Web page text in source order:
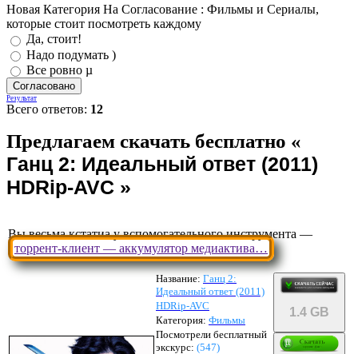
Новая Категория На Согласование : Фильмы и Сериалы,
которые стоит посмотреть каждому
Да, стоит!
Надо подумать )
Все ровно µ
Результат
Всего ответов: 12
Вы весьма кстатиа у вспомогательного инструмента —
торрент-клиент — аккумулятор медиактива…
Название: Ганц 2:
Идеальный ответ (2011)
HDRip-AVC
1.4 GB
Категория: Фильмы
Посмотрели бесплатный
экскурс: (547)